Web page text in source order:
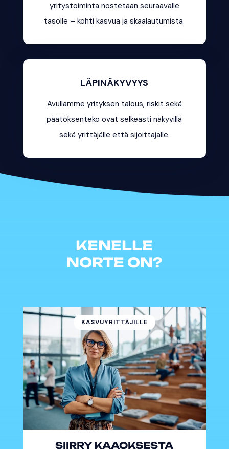
yritystoiminta nostetaan seuraavalle
tasolle – kohti kasvua ja skaalautumista.
LÄPINÄKYVYYS
Avullamme yrityksen talous, riskit sekä
päätöksenteko ovat selkeästi näkyvillä
sekä yrittäjälle että sijoittajalle.
KENELLE
NORTE ON?
KASVUYRITTÄJILLE
SIIRRY KAAOKSESTA